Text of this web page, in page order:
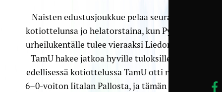
Naisten edustusjoukkue pelaa seuraavan
kotiottelunsa jo helatorstaina, kun Pyynikin
urheilukentälle tulee vieraaksi Liedon Pallo.
TamU hakee jatkoa hyville tuloksille, sillä
edellisessä kotiottelussa TamU otti mukava
6–0-voiton Iitalan Pallosta, ja tämän jälkeen